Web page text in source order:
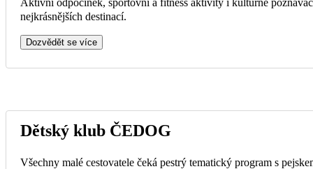
nejkrásnějších destinací.
Dozvědět se více
Dětský klub ČEDOG
Všechny malé cestovatele čeká pestrý tematický program s